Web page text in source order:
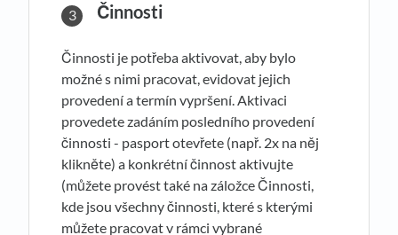
Činnosti
Činnosti je potřeba aktivovat, aby bylo
možné s nimi pracovat, evidovat jejich
provedení a termín vypršení. Aktivaci
provedete zadáním posledního provedení
činnosti - pasport otevřete (např. 2x na něj
klikněte) a konkrétní činnost aktivujte
(můžete provést také na záložce Činnosti,
kde jsou všechny činnosti, které s kterými
můžete pracovat v rámci vybrané